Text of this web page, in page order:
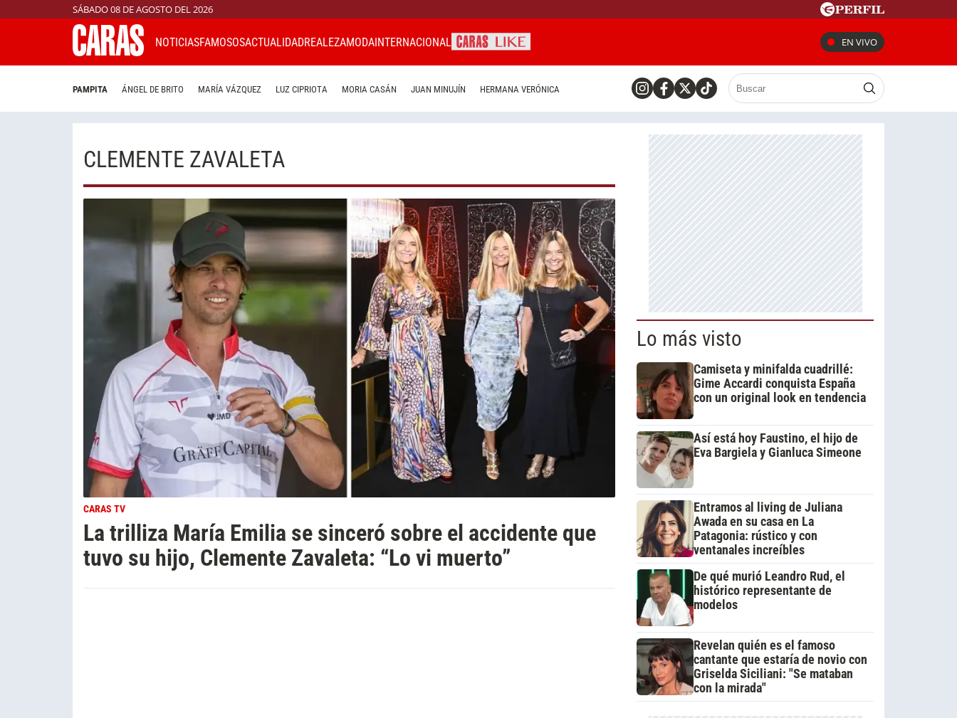
SÁBADO 08 DE AGOSTO DEL 2026
NOTICIASFAMOSOSACTUALIDADREALEZAMODAINTERNACIONAL EN VIVO
PAMPITA ÁNGEL DE BRITO MARÍA VÁZQUEZ LUZ CIPRIOTA MORIA CASÁN JUAN MINUJÍN HERMANA VERÓNICA
CLEMENTE ZAVALETA
CARAS TV
La trilliza María Emilia se sinceró sobre el accidente que
tuvo su hijo, Clemente Zavaleta: “Lo vi muerto”
Lo más visto
Camiseta y minifalda cuadrillé:
Gime Accardi conquista España
con un original look en tendencia
Así está hoy Faustino, el hijo de
Eva Bargiela y Gianluca Simeone
Entramos al living de Juliana
Awada en su casa en La
Patagonia: rústico y con
ventanales increíbles
De qué murió Leandro Rud, el
histórico representante de
modelos
Revelan quién es el famoso
cantante que estaría de novio con
Griselda Siciliani: "Se mataban
con la mirada"